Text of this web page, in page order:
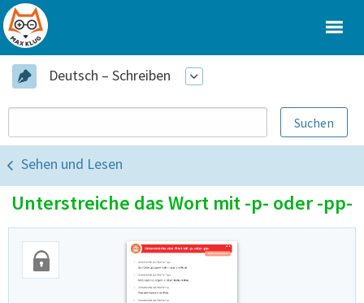
Deutsch – Schreiben
Sehen und Lesen
Unterstreiche das Wort mit -p- oder -pp-